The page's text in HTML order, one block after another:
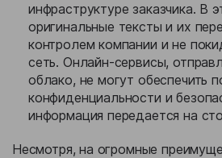
инфраструктуре заказчика. В
оригинальные тексты и их
контролем компании и не
сеть. Онлайн-сервисы,
облако, не могут обеспечить
конфиденциальности и
информация передается на
Несмотря, на огромные